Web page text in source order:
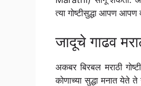
त्या गोष्टीसुद्धा आपण
जादूचे गाढव
अकबर बिरबल मराठी
कोणाच्या सुद्धा मनात येते